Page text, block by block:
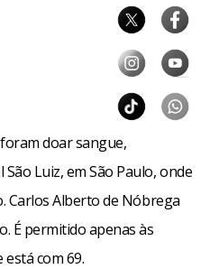
doar sangue,
Luiz, em São Paulo, onde
Carlos Alberto de Nóbrega
É permitido apenas às
está com 69.